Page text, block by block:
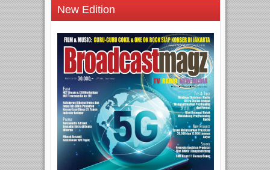
New Edition